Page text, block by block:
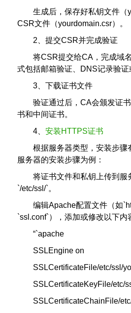
生成后，保存好私钥文件（
CSR文件（yourdomain.csr）。
2、提交CSR并完成验证
将CSR提交给CA，完成域
式包括邮箱验证、DNS记录验证
3、下载证书文件
验证通过后，CA会颁发证
书和中间证书。
4、 安装HTTPS证书
根据服务器类型，安装步骤
服务器的安装步骤为例：
将证书文件和私钥上传到服
`/etc/ssl/`。
编辑Apache配置文件（如
`ssl.conf`），添加或修改以下内
“`apache
SSLEngine on
SSLCertificateFile/etc/ssl/
SSLCertificateKeyFile/etc/
SSLCertificateChainFile/